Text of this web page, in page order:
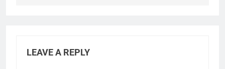
LEAVE A REPLY